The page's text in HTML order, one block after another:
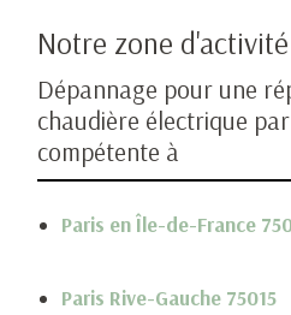
Notre zone
Dépannage pour une
chaudière électrique
compétente à
Paris en Île-de-France
Paris Rive-Gauche 75015